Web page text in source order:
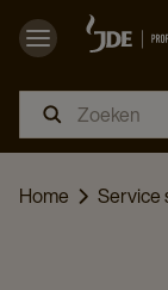
Home Service